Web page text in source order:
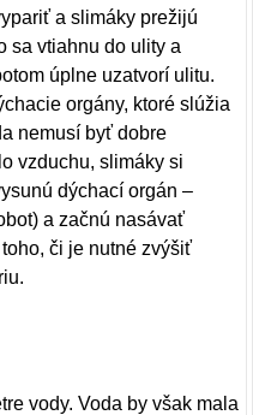
a slimáky prežijú
sa vtiahnu do ulity a
úplne uzatvorí ulitu.
orgány, ktoré slúžia
nemusí byť dobre
vzduchu, slimáky si
dýchací orgán –
a začnú nasávať
či je nutné zvýšiť
vody. Voda by však mala